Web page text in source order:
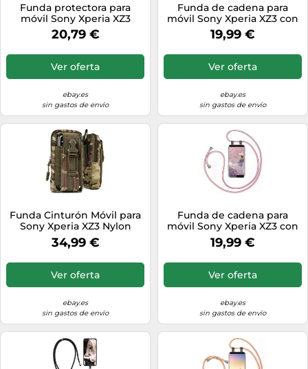
Funda protectora para
móvil Sony Xperia XZ3
Book Case tarjetero funda
para móvil
20,79 €
Ver oferta
ebay.es
sin gastos de envío
Funda de cadena para
móvil Sony Xperia XZ3 con
cinta Funda de cadena
Cordón...
19,99 €
Ver oferta
ebay.es
sin gastos de envío
Funda Cinturón Móvil para
Sony Xperia XZ3 Nylon
Cinturón Funda
Protectora...
34,99 €
Ver oferta
ebay.es
sin gastos de envío
Funda de cadena para
móvil Sony Xperia XZ3 con
cinta Funda de cadena
Cordón...
19,99 €
Ver oferta
ebay.es
sin gastos de envío